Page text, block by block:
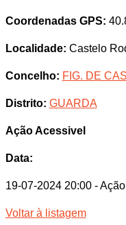
Coordenadas GPS:
Localidade: Castelo
Concelho: FIG. DE
Distrito: GUARDA
Ação Acessivel
Data:
19-07-2024 20:00 -
Voltar à listagem